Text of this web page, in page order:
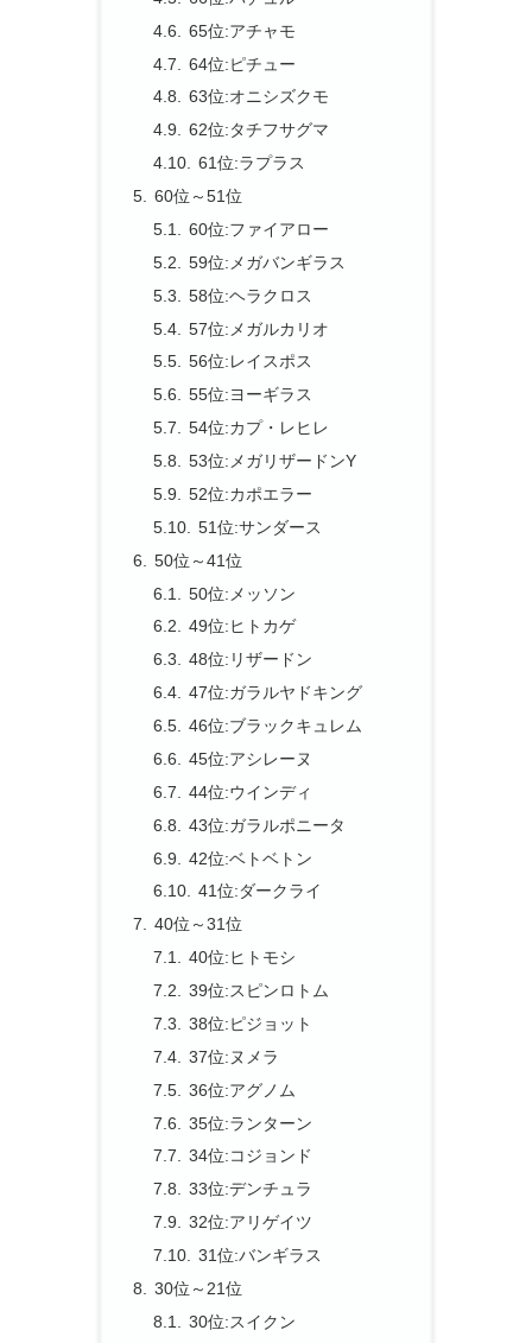
65位:アチャモ
64位:ピチュー
63位:オニシズクモ
62位:タチフサグマ
61位:ラプラス
60位～51位
60位:ファイアロー
59位:メガバンギラス
58位:ヘラクロス
57位:メガルカリオ
56位:レイスポス
55位:ヨーギラス
54位:カプ・レヒレ
53位:メガリザードンY
52位:カポエラー
51位:サンダース
50位～41位
50位:メッソン
49位:ヒトカゲ
48位:リザードン
47位:ガラルヤドキング
46位:ブラックキュレム
45位:アシレーヌ
44位:ウインディ
43位:ガラルポニータ
42位:ベトベトン
41位:ダークライ
40位～31位
40位:ヒトモシ
39位:スピンロトム
38位:ピジョット
37位:ヌメラ
36位:アグノム
35位:ランターン
34位:コジョンド
33位:デンチュラ
32位:アリゲイツ
31位:バンギラス
30位～21位
30位:スイクン